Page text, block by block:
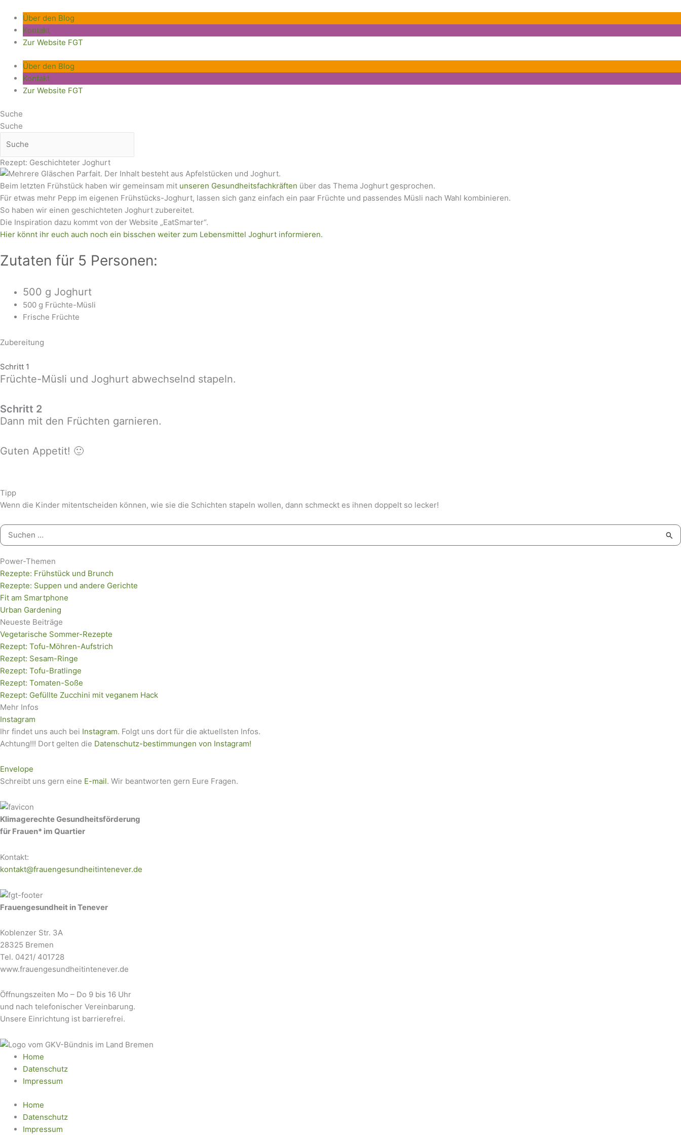
Inhalt
springen
Über den Blog
Kontakt
Zur Website FGT
Über den Blog
Kontakt
Zur Website FGT
Suche
Suche
Rezept: Geschichteter Joghurt
Beim letzten Frühstück haben wir gemeinsam mit unseren Gesundheitsfachkräften über das Thema Joghurt gesprochen.
Für etwas mehr Pepp im eigenen Frühstücks-Joghurt, lassen sich ganz einfach ein paar Früchte und passendes Müsli nach Wahl kombinieren.
So haben wir einen geschichteten Joghurt zubereitet.
Die Inspiration dazu kommt von der Website „EatSmarter“.
Hier könnt ihr euch auch noch ein bisschen weiter zum Lebensmittel Joghurt informieren.
Zutaten für 5 Personen:
500 g Joghurt
500 g Früchte-Müsli
Frische Früchte
Zubereitung
Schritt 1
Früchte-Müsli und Joghurt abwechselnd stapeln.
Schritt 2
Dann mit den Früchten garnieren.
Guten Appetit! 🙂
Tipp
Wenn die Kinder mitentscheiden können, wie sie die Schichten stapeln wollen, dann schmeckt es ihnen doppelt so lecker!
Suchen
nach:
Power-Themen
Rezepte: Frühstück und Brunch
Rezepte: Suppen und andere Gerichte
Fit am Smartphone
Urban Gardening
Neueste Beiträge
Vegetarische Sommer-Rezepte
Rezept: Tofu-Möhren-Aufstrich
Rezept: Sesam-Ringe
Rezept: Tofu-Bratlinge
Rezept: Tomaten-Soße
Rezept: Gefüllte Zucchini mit veganem Hack
Mehr Infos
Instagram
Ihr findet uns auch bei Instagram. Folgt uns dort für die aktuellsten Infos.
Achtung!!! Dort gelten die Datenschutz-bestimmungen von Instagram!
Envelope
Schreibt uns gern eine E-mail. Wir beantworten gern Eure Fragen.
Klimagerechte Gesundheitsförderung
für Frauen* im Quartier
Kontakt:
kontakt@frauengesundheitintenever.de
Frauengesundheit in Tenever
Koblenzer Str. 3A
28325 Bremen
Tel. 0421/ 401728
www.frauengesundheitintenever.de
Öffnungszeiten Mo – Do 9 bis 16 Uhr
und nach telefonischer Vereinbarung.
Unsere Einrichtung ist barrierefrei.
Home
Datenschutz
Impressum
Home
Datenschutz
Impressum